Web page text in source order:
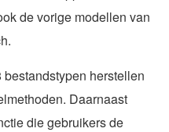
de vorige modellen van
herstellen
Daarnaast
die gebruikers de